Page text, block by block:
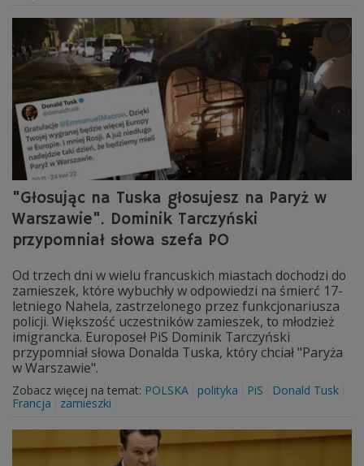
"Głosując na Tuska głosujesz na Paryż w
Warszawie". Dominik Tarczyński
przypomniał słowa szefa PO
Od trzech dni w wielu francuskich miastach dochodzi do
zamieszek, które wybuchły w odpowiedzi na śmierć 17-
letniego Nahela, zastrzelonego przez funkcjonariusza
policji. Większość uczestników zamieszek, to młodzież
imigrancka. Europoseł PiS Dominik Tarczyński
przypomniał słowa Donalda Tuska, który chciał "Paryża
w Warszawie".
Zobacz więcej na temat: POLSKA polityka PiS
Donald Tusk
Francja
zamieszki